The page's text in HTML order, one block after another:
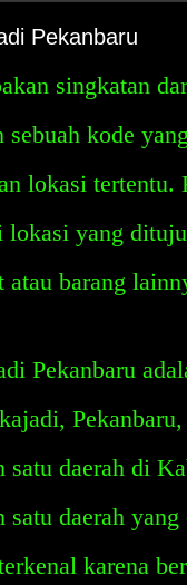
Pekanbaru
singkatan
sebuah kode
lokasi tertentu.
yang
atau barang
Pekanbaru
satu daerah di
satu daerah
karena